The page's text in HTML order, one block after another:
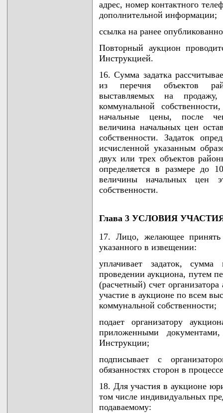
адрес, номер контактного
дополнительной информации;
ссылка на ранее
Повторный аукцион
Инструкцией.
16. Сумма задатка
из перечня объектов
выставляемых на
коммунальной
начальные цены, после
величина начальных цен
собственности. Задаток
исчисленной указанным
двух или трех объектов
определяется в размере до
величины начальных цен
собственности.
Глава 3 УСЛОВИЯ
17. Лицо, желающее принять
указанного в извещении:
уплачивает задаток,
проведении аукциона, путем
(расчетный) счет
участие в аукционе по всем
коммунальной собственности;
подает организатору
приложенными
Инструкции;
подписывает с
обязанностях сторон в
18. Для участия в аукционе
том числе индивидуальных
подаваемому: